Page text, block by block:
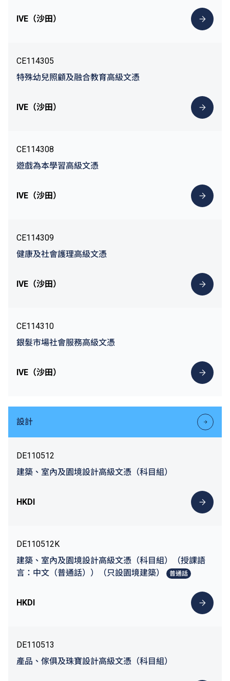
IVE（沙田）
CE114305
特殊幼兒照顧及融合教育高級文憑
IVE（沙田）
CE114308
遊戲為本學習高級文憑
IVE（沙田）
CE114309
健康及社會護理高級文憑
IVE（沙田）
CE114310
銀髮市場社會服務高級文憑
IVE（沙田）
設計
DE110512
建築、室內及園境設計高級文憑（科目組）
HKDI
DE110512K
建築、室內及園境設計高級文憑（科目組）（授課語
言：中文（普通話））（只設園境建築）
普通話
HKDI
DE110513
產品、傢俱及珠寶設計高級文憑（科目組）